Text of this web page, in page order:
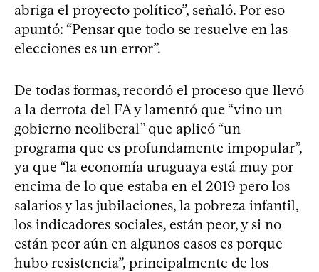
abriga el proyecto político”, señaló. Por eso
apuntó: “Pensar que todo se resuelve en las
elecciones es un error”.
De todas formas, recordó el proceso que llevó
a la derrota del FA y lamentó que “vino un
gobierno neoliberal” que aplicó “un
programa que es profundamente impopular”,
ya que “la economía uruguaya está muy por
encima de lo que estaba en el 2019 pero los
salarios y las jubilaciones, la pobreza infantil,
los indicadores sociales, están peor, y si no
están peor aún en algunos casos es porque
hubo resistencia”, principalmente de los